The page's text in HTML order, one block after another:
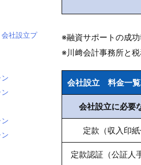
※融資サポートの成
※川﨑会計事務所と
会社設立 料金一
会社設立に必要
定款（収入印紙
定款認証（公証人
社設立プ